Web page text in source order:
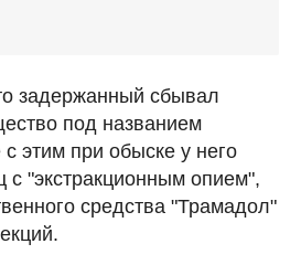
задержанный сбывал
под названием
с этим при обыске у него
"экстракционным опием",
средства "Трамадол"